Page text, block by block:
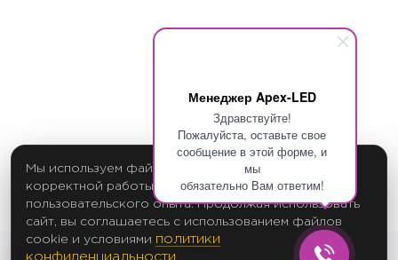
Менеджер Apex-LED
Здравствуйте!
Пожалуйста, оставьте свое
сообщение в этой форме, и
мы
обязательно Вам ответим!
Мы используем файлы cookie для обеспечения
корректной работы сайта и улучшения
пользовательского опыта. Продолжая использовать
сайт, вы соглашаетесь с использованием файлов
cookie и условиями политики
конфиденциальности